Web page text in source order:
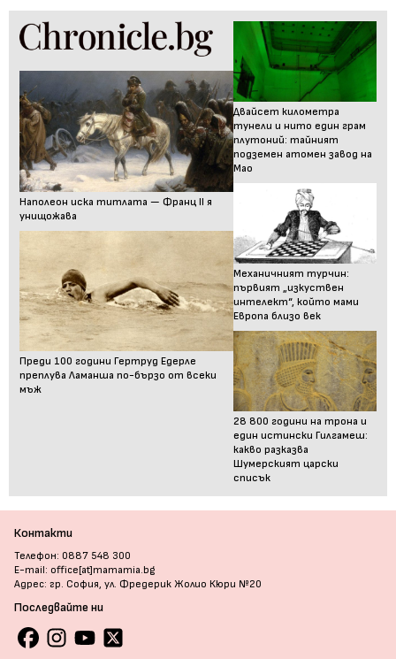
Наполеон иска титлата — Франц II я
унищожава
Преди 100 години Гертруд Едерле
преплува Ламанша по-бързо от всеки
мъж
Двайсет километра
тунели и нито един грам
плутоний: тайният
подземен атомен завод на
Мао
Механичният турчин:
първият „изкуствен
интелект“, който мами
Европа близо век
28 800 години на трона и
един истински Гилгамеш:
какво разказва
Шумерският царски
списък
Контакти
Телефон: 0887 548 300
E-mail: office[at]mamamia.bg
Адрес: гр. София, ул. Фредерик Жолио Кюри №20
Последвайте ни